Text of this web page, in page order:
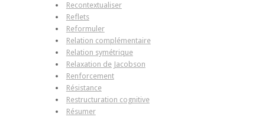
Recontextualiser
Reflets
Reformuler
Relation complémentaire
Relation symétrique
Relaxation de Jacobson
Renforcement
Résistance
Restructuration cognitive
Résumer